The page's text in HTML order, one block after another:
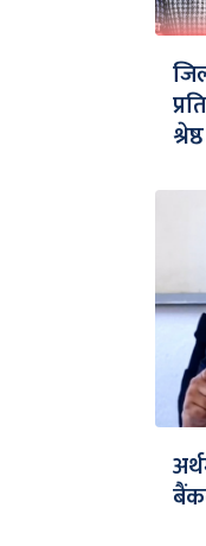
श्रेष्ठ